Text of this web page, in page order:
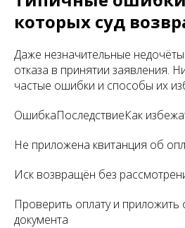
которых суд
Даже незначительные
отказа в принятии заявления.
частые ошибки и способы их
ОшибкаПоследствиеКак
Не приложена квитанция об
Иск возвращён без
Проверить оплату и приложить
документа